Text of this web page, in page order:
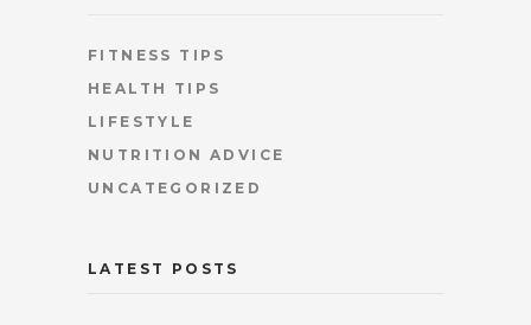
FITNESS TIPS
HEALTH TIPS
LIFESTYLE
NUTRITION ADVICE
UNCATEGORIZED
LATEST POSTS